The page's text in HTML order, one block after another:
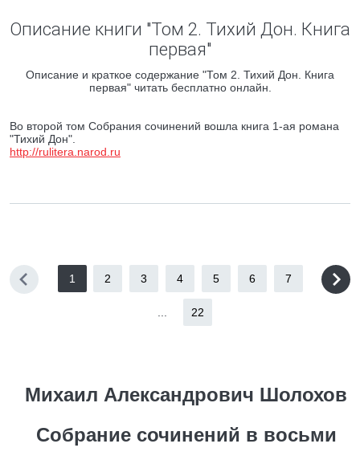
Описание книги "Том 2. Тихий Дон. Книга
первая"
Описание и краткое содержание "Том 2. Тихий Дон. Книга
первая" читать бесплатно онлайн.
Во второй том Собрания сочинений вошла книга 1-ая романа
"Тихий Дон".
http://rulitera.narod.ru
1 2 3 4 5 6 7
22
Михаил Александрович Шолохов
Собрание сочинений в восьми